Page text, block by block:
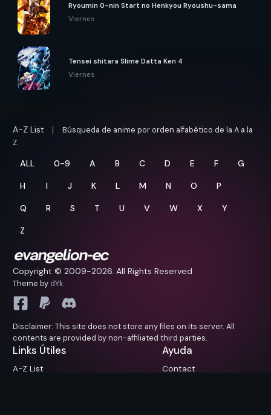
Ryoumin 0-nin Start no Henkyou Ryoushu-sama
Viernes
Tensei shitara Slime Datta Ken 4
Viernes
A-Z List
Búsqueda de anime por orden alfabético de la A a la
Z.
ALL 0-9 A B C D E F G
H I J K L M N O P
Q R S T U V W X Y
Z
Copyright © 2009-2026. All Rights Reserved
Theme by dYk
Disclaimer: This site does not store any files on its server. All
contents are provided by non-affiliated third parties.
Links Útiles
A-Z List
Ayuda
Contact